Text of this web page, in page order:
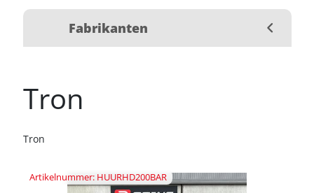
Fabrikanten
Tron
Tron
Artikelnummer: HUURHD200BAR